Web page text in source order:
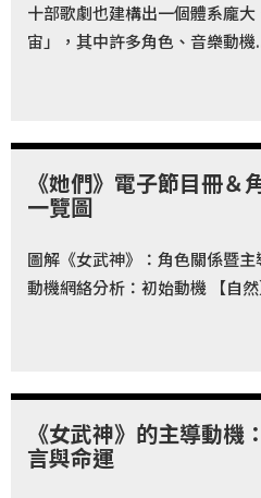
十部歌劇也建構出一個體系龐
宙」，其中許多角色、音樂動機
《她們》電子節目冊＆
一覽圖
圖解《女武神》：角色關係暨
動機網絡分析：初始動機 【自
《女武神》的主導動機
言與命運